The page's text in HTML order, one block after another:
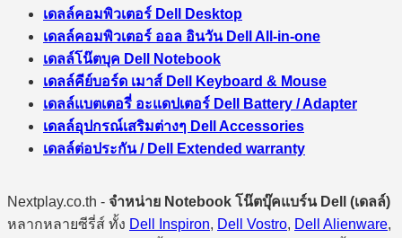
เดลล์คอมพิวเตอร์ Dell Desktop
เดลล์คอมพิวเตอร์ ออล อินวัน Dell All-in-one
เดลล์โน๊ตบุค Dell Notebook
เดลล์คีย์บอร์ด เมาส์ Dell Keyboard & Mouse
เดลล์แบตเตอรี่ อะแดปเตอร์ Dell Battery / Adapter
เดลล์อุปกรณ์เสริมต่างๆ Dell Accessories
เดลล์ต่อประกัน / Dell Extended warranty
Nextplay.co.th - จำหน่าย Notebook โน๊ตบุ๊คแบร์น Dell (เดลล์)
หลากหลายซีรี่ส์ ทั้ง Dell Inspiron, Dell Vostro, Dell Alienware,